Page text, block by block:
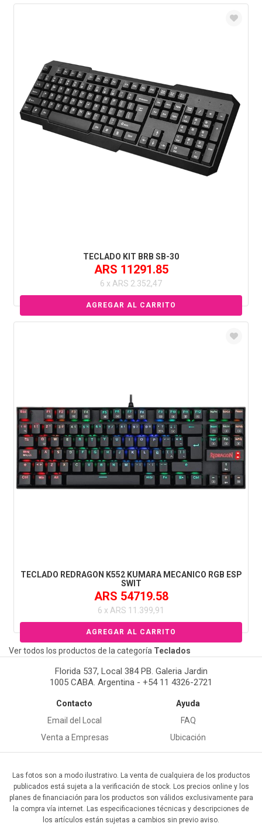
TECLADO KIT BRB SB-30
ARS 11291.85
6 x ARS 2.352,47
TECLADO REDRAGON K552 KUMARA MECANICO RGB ESP
SWIT
ARS 54719.58
6 x ARS 11.399,91
Ver todos los productos de la categoría Teclados
Florida 537, Local 384 PB. Galeria Jardin
1005 CABA. Argentina - +54 11 4326-2721
Contacto
Email del Local
Venta a Empresas
Ayuda
FAQ
Ubicación
Las fotos son a modo ilustrativo. La venta de cualquiera de los productos
publicados está sujeta a la verificación de stock. Los precios online y los
planes de financiación para los productos son válidos exclusivamente para
la compra vía internet. Las especificaciones técnicas y descripciones de
los artículos están sujetas a cambios sin previo aviso.